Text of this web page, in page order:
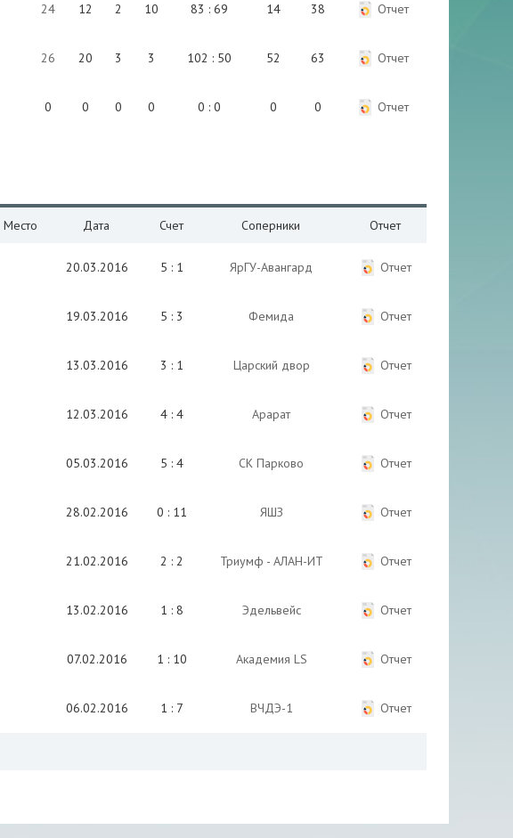
24 12 2 10 83 : 69 14 38 Отчет
26 20 3 3 102 : 50 52 63 Отчет
0 0 0 0 0 : 0 0 0 Отчет
Место Дата Счет Соперники Отчет
20.03.2016 5 : 1 ЯрГУ-Авангард Отчет
19.03.2016 5 : 3 Фемида Отчет
13.03.2016 3 : 1 Царский двор Отчет
12.03.2016 4 : 4 Арарат Отчет
05.03.2016 5 : 4 СК Парково Отчет
28.02.2016 0 : 11 ЯШЗ Отчет
21.02.2016 2 : 2 Триумф - АЛАН-ИТ Отчет
13.02.2016 1 : 8 Эдельвейс Отчет
07.02.2016 1 : 10 Академия LS Отчет
06.02.2016 1 : 7 ВЧДЭ-1 Отчет